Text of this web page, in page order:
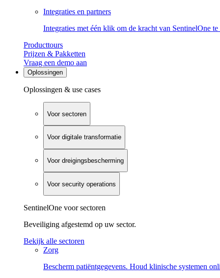
Integraties en partners
Integraties met één klik om de kracht van SentinelOne te
Producttours
Prijzen & Pakketten
Vraag een demo aan
Oplossingen
Oplossingen & use cases
Voor sectoren
Voor digitale transformatie
Voor dreigingsbescherming
Voor security operations
SentinelOne voor sectoren
Beveiliging afgestemd op uw sector.
Bekijk alle sectoren
Zorg
Bescherm patiëntgegevens. Houd klinische systemen